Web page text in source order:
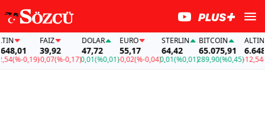
(%-0,19)
FAİZ
39,92
-0,07(%-0,17)
DOLAR
47,72
0,01(%0,01)
EURO
55,17
-0,02(%-0,04)
STERLIN
64,42
0,01(%0,01)
BITCOIN
65.075,91
289,90(%0,45)
ALTIN
6.648,01
-12,54(%-